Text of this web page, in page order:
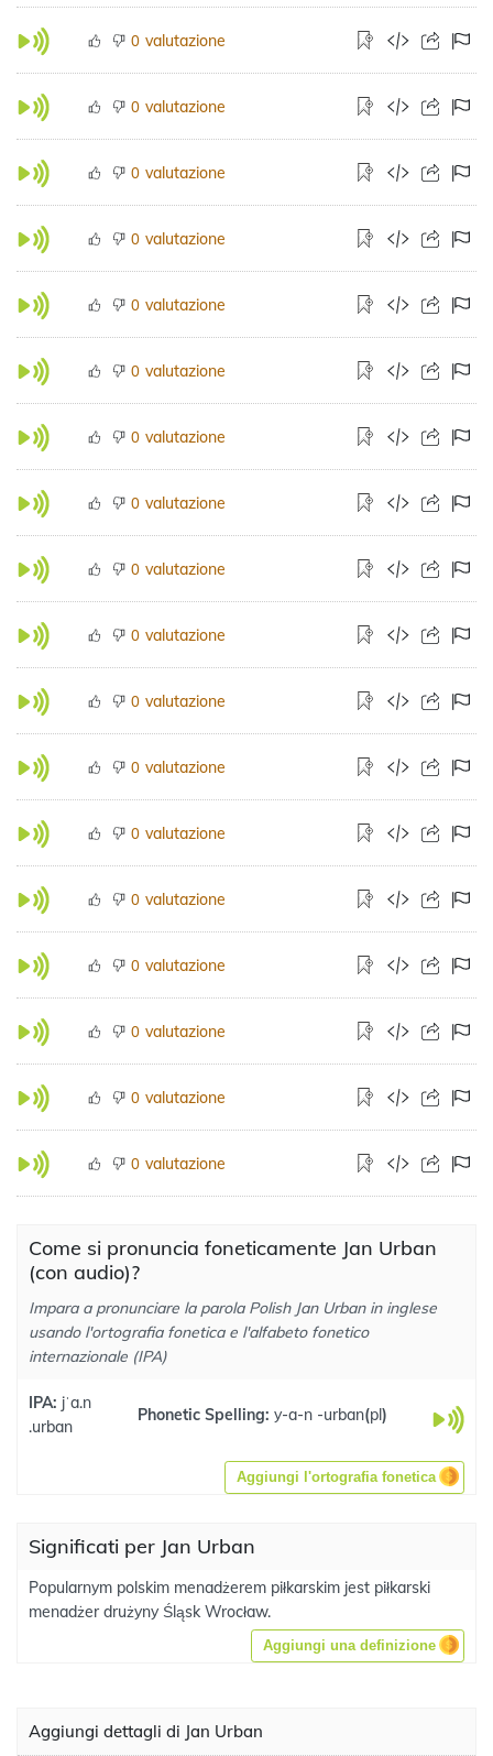
0 valutazione
0 valutazione
0 valutazione
0 valutazione
0 valutazione
0 valutazione
0 valutazione
0 valutazione
0 valutazione
0 valutazione
0 valutazione
0 valutazione
0 valutazione
0 valutazione
0 valutazione
0 valutazione
0 valutazione
0 valutazione
Come si pronuncia foneticamente Jan Urban
(con audio)?
Impara a pronunciare la parola Polish Jan Urban in inglese
usando l'ortografia fonetica e l'alfabeto fonetico
internazionale (IPA)
IPA: jˈa.n
.urban
Phonetic Spelling: y-a-n -urban(pl)
Aggiungi l'ortografia fonetica
Significati per Jan Urban
Popularnym polskim menadżerem piłkarskim jest piłkarski
menadżer drużyny Śląsk Wrocław.
Aggiungi una definizione
Aggiungi dettagli di Jan Urban